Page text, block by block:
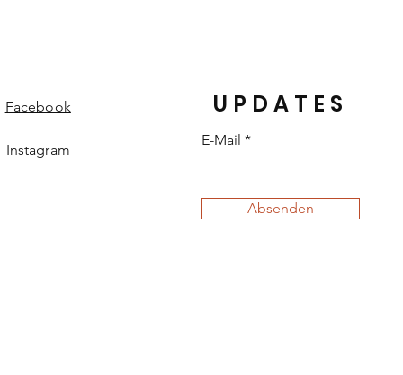
Facebook
Instagram
UPDATES
E-Mail
Absenden